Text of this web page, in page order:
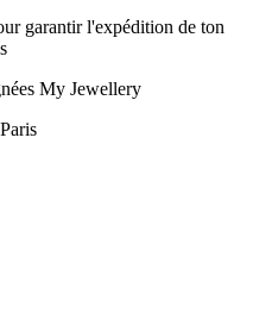
garantir l'expédition de ton
My Jewellery